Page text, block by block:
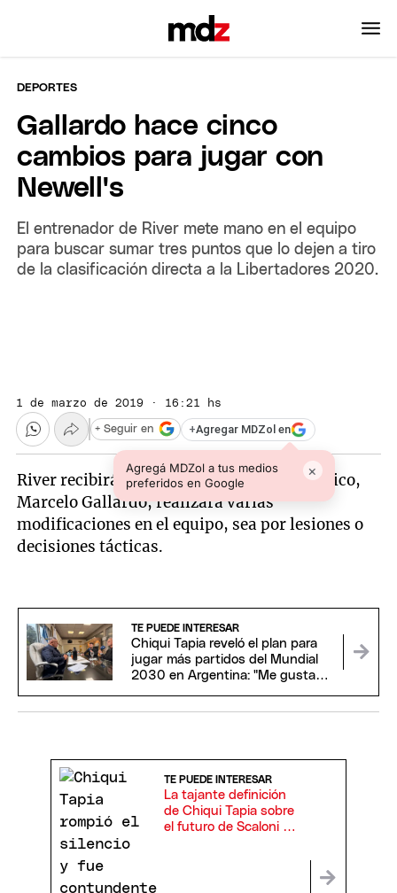
DEPORTES
Gallardo hace cinco
cambios para jugar con
Newell's
El entrenador de River mete mano en el equipo
para buscar sumar tres puntos que lo dejen a tiro
de la clasificación directa a la Libertadores 2020.
1 de marzo de 2019 · 16:21 hs
+Agregar MDZol en
Agregá MDZol a tus medios
preferidos en Google
×
+ Seguir en
River recibirá mañana a Newell's y su técnico,
Marcelo Gallardo, realizará varias
modificaciones en el equipo, sea por lesiones o
decisiones tácticas.
TE PUEDE INTERESAR
Chiqui Tapia reveló el plan para
jugar más partidos del Mundial
2030 en Argentina: "Me gustaría
TE PUEDE INTERESAR
La tajante definición
de Chiqui Tapia sobre
el futuro de Scaloni en